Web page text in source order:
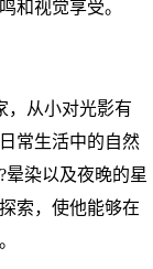
和视觉享受。
，从小对光影有
常生活中的自然
染以及夜晚的星
索，使他能够在